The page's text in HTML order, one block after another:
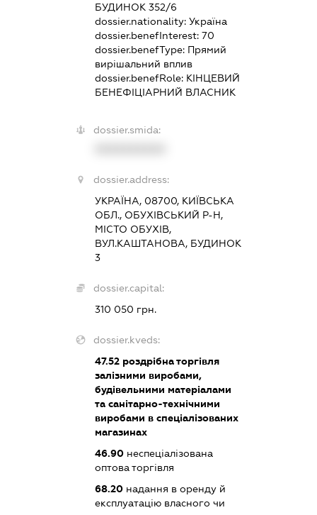
БУДИНОК 352/6
dossier.nationality:Україна
dossier.benefInterest:70
dossier.benefType: Прямий
вирішальний вплив
dossier.benefRole: КІНЦЕВИЙ
БЕНЕФІЦІАРНИЙ ВЛАСНИК
dossier.smida:
dossier.address:
УКРАЇНА, 08700, КИЇВСЬКА
ОБЛ., ОБУХІВСЬКИЙ Р-Н,
МІСТО ОБУХІВ,
ВУЛ.КАШТАНОВА, БУДИНОК
3
dossier.capital:
310 050 грн.
dossier.kveds:
47.52 роздрібна торгівля
залізними виробами,
будівельними матеріалами
та санітарно-технічними
виробами в спеціалізованих
магазинах
46.90 неспеціалізована
оптова торгівля
68.20 надання в оренду й
експлуатацію власного чи